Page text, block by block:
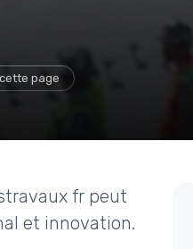
page
fr peut
et innovation.